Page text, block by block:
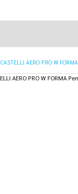
CASTELLI AERO PRO W